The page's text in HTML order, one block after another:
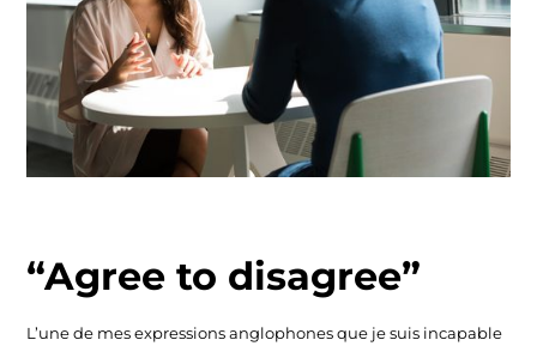
“Agree to disagree”
L’une de mes expressions anglophones que je suis incapable